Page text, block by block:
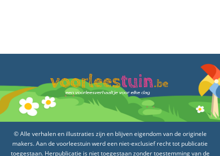
© Alle verhalen en illustraties zijn en blijven eigendom van de originele
makers. Aan de voorleestuin werd een niet-exclusief recht tot publicatie
toegestaan. Herpublicatie is niet toegestaan zonder toestemming van de